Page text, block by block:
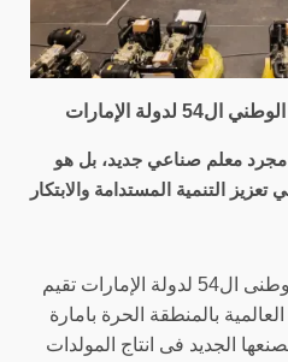
الإمارات
معلم صناعي جديد، بل هو
التنمية المستدامة والابتكار
بالتزامن مع احتفالات العيد الوطنى ال54 لدولة الإمارات تقيم
بالمنطقة الحرة بامارة
الجديد فى انتاج المولدات